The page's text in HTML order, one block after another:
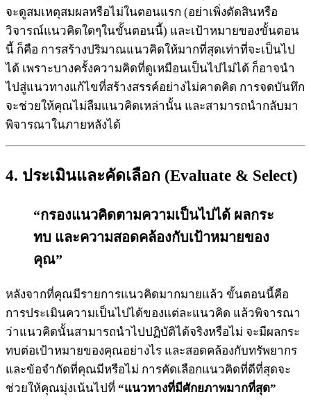
จะดูสมเหตุสมผลหรือไม่ในตอนแรก (อย่าเพิ่งตัดสินหรือ
วิจารณ์แนวคิดใดๆในขั้นตอนนี้) และเป้าหมายของขั้นตอน
นี้ ก็คือ การสร้างปริมาณแนวคิดให้มากที่สุดเท่าที่จะเป็นไป
ได้ เพราะบางครั้งความคิดที่ดูเหมือนเป็นไปไม่ได้ ก็อาจนำ
ไปสู่แนวทางแก้ไขที่สร้างสรรค์อย่างไม่คาดคิด การจดบันทึก
จะช่วยให้คุณไม่ลืมแนวคิดเหล่านั้น และสามารถนำกลับมา
พิจารณาในภายหลังได้
4. ประเมินและคัดเลือก (Evaluate & Select)
“กรองแนวคิดตามความเป็นไปได้ ผลกระ
ทบ และความสอดคล้องกับเป้าหมายของ
คุณ”
หลังจากที่คุณมีรายการแนวคิดมากมายแล้ว ขั้นตอนนี้คือ
การประเมินความเป็นไปได้ของแต่ละแนวคิด แล้วพิจารณา
ว่าแนวคิดนั้นสามารถนำไปปฏิบัติได้จริงหรือไม่ จะมีผลกระ
ทบต่อเป้าหมายของคุณอย่างไร และสอดคล้องกับทรัพยากร
และข้อจำกัดที่คุณมีหรือไม่ การคัดเลือกแนวคิดที่ดีที่สุดจะ
ช่วยให้คุณมุ่งเน้นไปที่ “แนวทางที่มีศักยภาพมากที่สุด”